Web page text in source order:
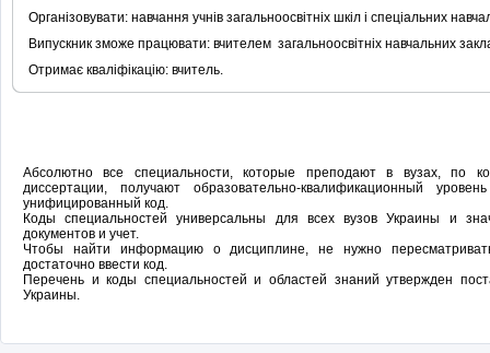
Організовувати: навчання учнів загальноосвітніх шкіл і спеціальних
Випускник зможе працювати: вчителем загальноосвітніх навчальних
Отримає кваліфікацію: вчитель.
Абсолютно все специальности, которые преподают в вузах, по
диссертации, получают образовательно-квалификационный
унифицированный код.
Коды специальностей универсальны для всех вузов Украины и
документов и учет.
Чтобы найти информацию о дисциплине, не нужно
достаточно ввести код.
Перечень и коды специальностей и областей знаний утвержден
Украины.